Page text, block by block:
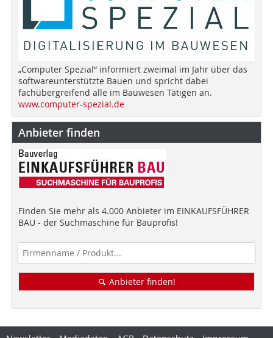
„Computer Spezial“ informiert zweimal im Jahr über das
softwareunterstützte Bauen und spricht dabei
fachübergreifend alle im Bauwesen Tätigen an.
www.computer-spezial.de
Anbieter finden
Finden Sie mehr als 4.000 Anbieter im EINKAUFSFÜHRER
BAU - der Suchmaschine für Bauprofis!
Anbieter finden!